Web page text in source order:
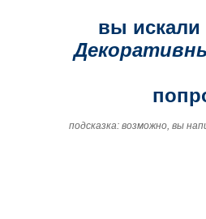
вы искали
подсказка: возможно, вы